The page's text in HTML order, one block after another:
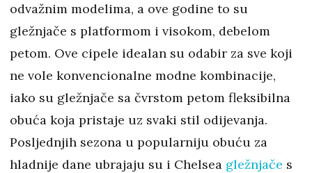
odvažnim modelima, a ove godine to su
gležnjače s platformom i visokom, debelom
petom. Ove cipele idealan su odabir za sve koji
ne vole konvencionalne modne kombinacije,
iako su gležnjače sa čvrstom petom fleksibilna
obuća koja pristaje uz svaki stil odijevanja.
Posljednjih sezona u popularniju obuću za
hladnije dane ubrajaju su ​​i Chelsea gležnjače s